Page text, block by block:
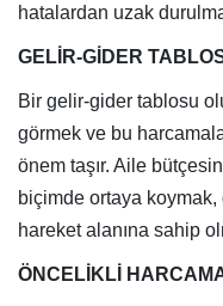
hatalardan uzak
GELİR-GİDER
Bir gelir-gider tablosu
görmek ve bu
önem taşır. Aile
biçimde ortaya
hareket alanına sahip
ÖNCELİKLİ